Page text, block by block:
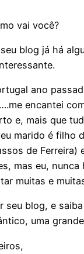
vai você?
blog já há
ano
encantei
e, mais que
marido é filho
de Ferreira)
mas eu, nunca
muitas e
seu blog, e
uma